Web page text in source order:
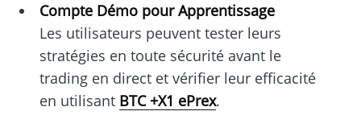
Compte Démo pour Apprentissage
Les utilisateurs peuvent tester leurs
stratégies en toute sécurité avant le
trading en direct et vérifier leur efficacité
en utilisant BTC +X1 ePrex.